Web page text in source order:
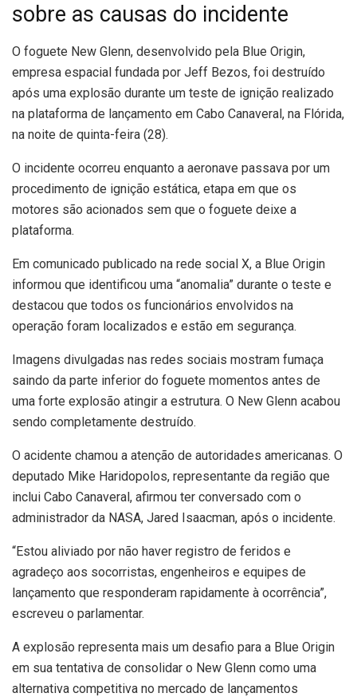
sobre as causas do incidente
O foguete New Glenn, desenvolvido pela Blue Origin,
empresa espacial fundada por Jeff Bezos, foi destruído
após uma explosão durante um teste de ignição realizado
na plataforma de lançamento em Cabo Canaveral, na Flórida,
na noite de quinta-feira (28).
O incidente ocorreu enquanto a aeronave passava por um
procedimento de ignição estática, etapa em que os
motores são acionados sem que o foguete deixe a
plataforma.
Em comunicado publicado na rede social X, a Blue Origin
informou que identificou uma “anomalia” durante o teste e
destacou que todos os funcionários envolvidos na
operação foram localizados e estão em segurança.
Imagens divulgadas nas redes sociais mostram fumaça
saindo da parte inferior do foguete momentos antes de
uma forte explosão atingir a estrutura. O New Glenn acabou
sendo completamente destruído.
O acidente chamou a atenção de autoridades americanas. O
deputado Mike Haridopolos, representante da região que
inclui Cabo Canaveral, afirmou ter conversado com o
administrador da NASA, Jared Isaacman, após o incidente.
“Estou aliviado por não haver registro de feridos e
agradeço aos socorristas, engenheiros e equipes de
lançamento que responderam rapidamente à ocorrência”,
escreveu o parlamentar.
A explosão representa mais um desafio para a Blue Origin
em sua tentativa de consolidar o New Glenn como uma
alternativa competitiva no mercado de lançamentos